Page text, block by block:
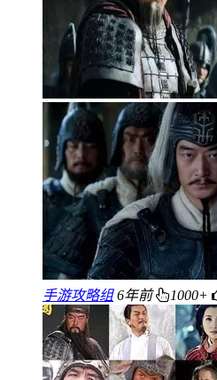
手游攻略组 6年前 1000+